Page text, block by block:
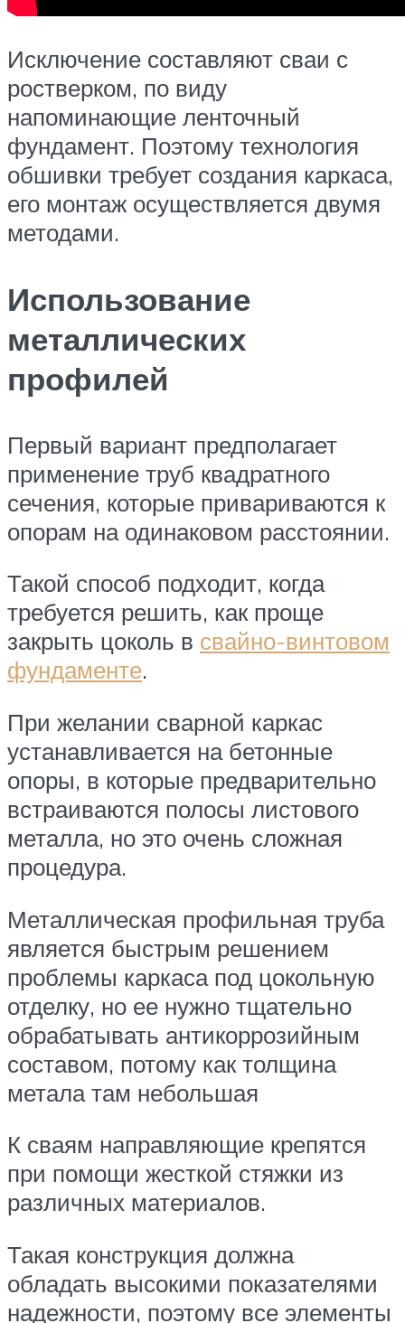
Исключение составляют сваи с
ростверком, по виду
напоминающие ленточный
фундамент. Поэтому технология
обшивки требует создания каркаса,
его монтаж осуществляется двумя
методами.
Использование
металлических
профилей
Первый вариант предполагает
применение труб квадратного
сечения, которые привариваются к
опорам на одинаковом расстоянии.
Такой способ подходит, когда
требуется решить, как проще
закрыть цоколь в свайно-винтовом
фундаменте.
При желании сварной каркас
устанавливается на бетонные
опоры, в которые предварительно
встраиваются полосы листового
металла, но это очень сложная
процедура.
Металлическая профильная труба
является быстрым решением
проблемы каркаса под цокольную
отделку, но ее нужно тщательно
обрабатывать антикоррозийным
составом, потому как толщина
метала там небольшая
К сваям направляющие крепятся
при помощи жесткой стяжки из
различных материалов.
Такая конструкция должна
обладать высокими показателями
надежности, поэтому все элементы